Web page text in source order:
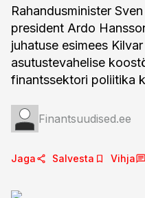
Rahandusminister
president Ardo
juhatuse esimees
asutustevahelise
finantssektori poliitika
Finantsuudised.ee
Jaga Salvesta Vihja